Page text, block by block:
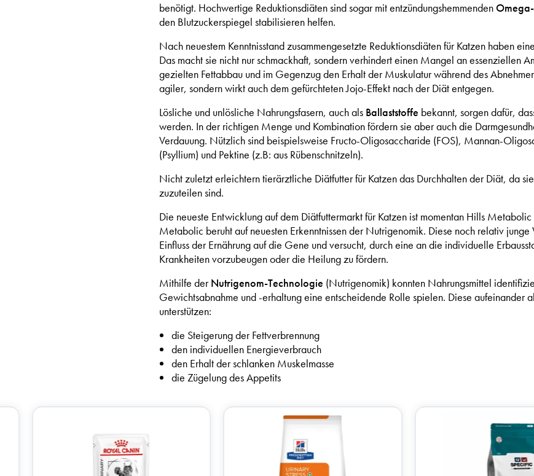
benötigt. Hochwertige Reduktionsdiäten sind sogar mit entzündungshemmenden
den Blutzuckerspiegel stabilisieren helfen.
Nach neuestem Kenntnisstand zusammengesetzte Reduktionsdiäten für Katzen haben
Das macht sie nicht nur schmackhaft, sondern verhindert einen Mangel an essenziellen
gezielten Fettabbau und im Gegenzug den Erhalt der Muskulatur während des
agiler, sondern wirkt auch dem gefürchteten Jojo-Effekt nach der Diät entgegen.
Lösliche und unlösliche Nahrungsfasern, auch als Ballaststoffe bekannt, sorgen dafür,
werden. In der richtigen Menge und Kombination fördern sie aber auch die
Verdauung. Nützlich sind beispielsweise Fructo-Oligosaccharide (FOS), Mannan-
(Psyllium) und Pektine (z.B: aus Rübenschnitzeln).
Nicht zuletzt erleichtern tierärztliche Diätfutter für Katzen das Durchhalten der Diät, da
zuzuteilen sind.
Die neueste Entwicklung auf dem Diätfuttermarkt für Katzen ist momentan Hills
Metabolic beruht auf neuesten Erkenntnissen der Nutrigenomik. Diese noch relativ junge
Einfluss der Ernährung auf die Gene und versucht, durch eine an die individuelle
Krankheiten vorzubeugen oder die Heilung zu fördern.
Mithilfe derNutrigenom-Technologie (Nutrigenomik) konnten Nahrungsmittel
Gewichtsabnahme und -erhaltung eine entscheidende Rolle spielen. Diese aufeinander
unterstützen:
die Steigerung der Fettverbrennung
den individuellen Energieverbrauch
den Erhalt der schlanken Muskelmasse
die Zügelung des Appetits